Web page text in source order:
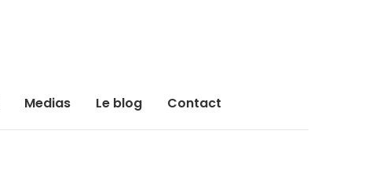
Medias Le blog Contact